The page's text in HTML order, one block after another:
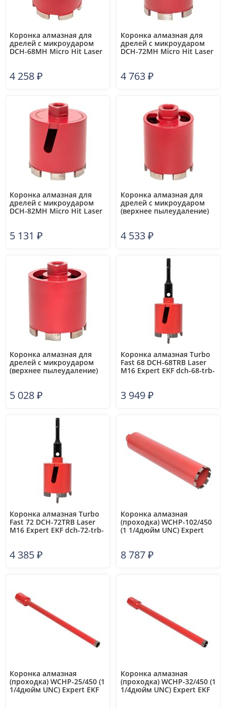
Коронка алмазная для
дрелей с микроударом
DCH-68MH Micro Hit Laser
4 258₽
Коронка алмазная для
дрелей с микроударом
DCH-72MH Micro Hit Laser
4 763₽
Коронка алмазная для
дрелей с микроударом
DCH-82MH Micro Hit Laser
5 131 ₽
Коронка алмазная для
дрелей с микроударом
(верхнее пылеудаление)
dch-72-mhs-m16
4 533₽
Коронка алмазная для
дрелей с микроударом
(верхнее пылеудаление)
dch-82-mhs-m16
5 028₽
Коронка алмазная Turbo
Fast 68 DCH-68TRB Laser
M16 Expert EKF dch-68-trb-
3 949₽
Коронка алмазная Turbo
Fast 72 DCH-72TRB Laser
M16 Expert EKF dch-72-trb-
4 385₽
Коронка алмазная
(проходка) WCHP-102/450
(1 1/4дюйм UNC) Expert
8 787₽
Коронка алмазная
(проходка) WCHP-25/450 (1
1/4дюйм UNC) Expert EKF
Коронка алмазная
(проходка) WCHP-32/450 (1
1/4дюйм UNC) Expert EKF